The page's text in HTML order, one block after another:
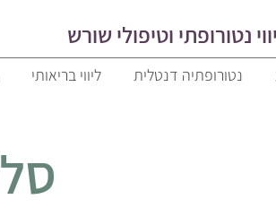
נטורופתי וטיפולי שורש
נטורופתיה דנטלית ליווי בריאותי